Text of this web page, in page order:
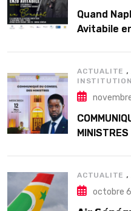
Quand
Avitabile
ACTUALITE ,
MINISTRES
ACTUALITE ,
octobre